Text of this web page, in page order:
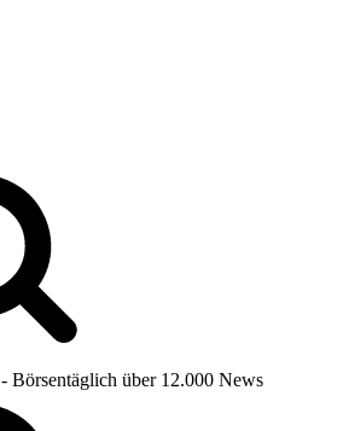
- Börsentäglich über 12.000 News